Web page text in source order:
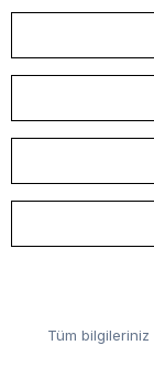
Tüm bilgileriniz